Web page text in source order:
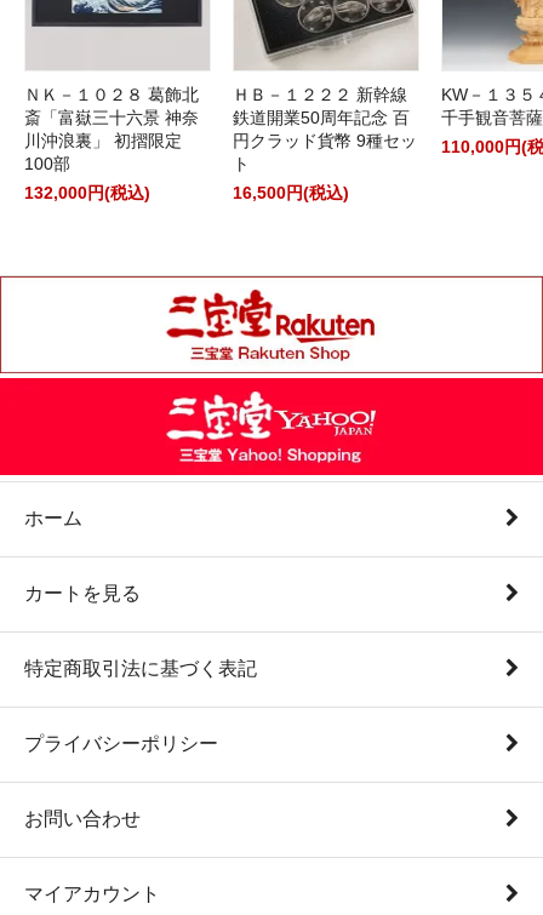
ＮＫ－１０２８ 葛飾北
斎「富嶽三十六景 神奈
川沖浪裏」 初摺限定
100部
132,000円(税込)
ＨＢ－１２２２ 新幹線
鉄道開業50周年記念 百
円クラッド貨幣 9種セッ
ト
16,500円(税込)
KW－１３
千手観音菩
110,000円(
ホーム
カートを見る
特定商取引法に基づく表記
プライバシーポリシー
お問い合わせ
マイアカウント